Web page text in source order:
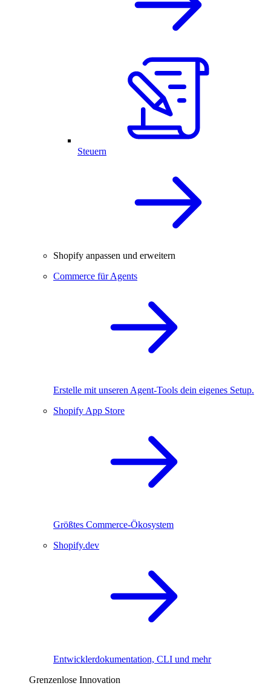
Steuern
Shopify anpassen und erweitern
Commerce für Agents
Erstelle mit unseren Agent-Tools dein eigenes Setup.
Shopify App Store
Größtes Commerce-Ökosystem
Shopify.dev
Entwicklerdokumentation, CLI und mehr
Grenzenlose Innovation